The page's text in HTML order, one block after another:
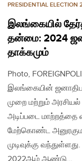
PRESIDENTIAL ELECTION
இலங்கையில்
தன்மை: 2024
தாக்கமும்
Photo,
இலங்கையின்
முறை மற்றும்
அடிப்படை மாற்றத்தை
மேற்கொண்ட
முடிவுக்கு
2022ஆம் ஆண்டு…